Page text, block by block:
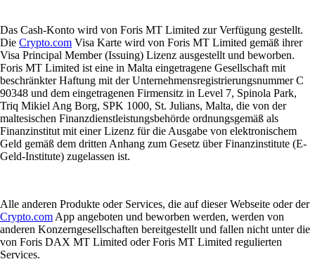
Das Cash-Konto wird von Foris MT Limited zur Verfügung gestellt.
Die Crypto.com Visa Karte wird von Foris MT Limited gemäß ihrer
Visa Principal Member (Issuing) Lizenz ausgestellt und beworben.
Foris MT Limited ist eine in Malta eingetragene Gesellschaft mit
beschränkter Haftung mit der Unternehmensregistrierungsnummer C
90348 und dem eingetragenen Firmensitz in Level 7, Spinola Park,
Triq Mikiel Ang Borg, SPK 1000, St. Julians, Malta, die von der
maltesischen Finanzdienstleistungsbehörde ordnungsgemäß als
Finanzinstitut mit einer Lizenz für die Ausgabe von elektronischem
Geld gemäß dem dritten Anhang zum Gesetz über Finanzinstitute (E-
Geld-Institute) zugelassen ist.
Alle anderen Produkte oder Services, die auf dieser Webseite oder der
Crypto.com App angeboten und beworben werden, werden von
anderen Konzerngesellschaften bereitgestellt und fallen nicht unter die
von Foris DAX MT Limited oder Foris MT Limited regulierten
Services.